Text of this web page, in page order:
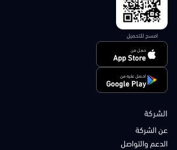
امسح للتحميل
حمل من
App Store
احصل عليه من
Google Play
الشركة
عن الشركة
الدعم والتواصل